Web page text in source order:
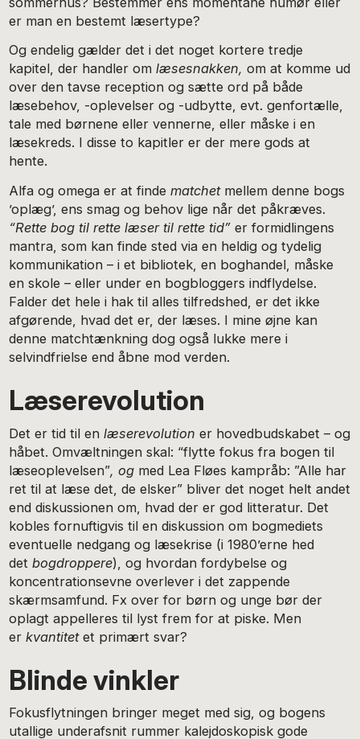
er man en bestemt læsertype?
Og endelig gælder det i det noget kortere tredje
kapitel, der handler omlæsesnakken,om at komme ud
over den tavse reception og sætte ord på både
læsebehov, -oplevelser og -udbytte, evt. genfortælle,
tale med børnene eller vennerne, eller måske i en
læsekreds. I disse to kapitler er der mere gods at
hente.
Alfa og omega er at findematchetmellem denne bogs
’oplæg’, ens smag og behov lige når det påkræves.
“Rette bog til rette læser til rette tid” er formidlingens
mantra, som kan finde sted via en heldig og tydelig
kommunikation – i et bibliotek, en boghandel, måske
en skole – eller under en bogbloggers indflydelse.
Falder det hele i hak til alles tilfredshed, er det ikke
afgørende, hvad det er, der læses. I mine øjne kan
denne matchtænkning dog også lukke mere i
selvindfrielse end åbne mod verden.
Læserevolution
Det er tid til enlæserevolution er hovedbudskabet – og
håbet. Omvæltningen skal: “flytte fokus fra bogen til
læseoplevelsen”, og med Lea Fløes kampråb: ”Alle har
ret til at læse det, de elsker” bliver det noget helt andet
end diskussionen om, hvad der er god litteratur. Det
kobles fornuftigvis til en diskussion om bogmediets
eventuelle nedgang og læsekrise (i 1980’erne hed
detbogdroppere), og hvordan fordybelse og
koncentrationsevne overlever i det zappende
skærmsamfund. Fx over for børn og unge bør der
oplagt appelleres til lyst frem for at piske. Men
erkvantitetet primært svar?
Blinde vinkler
Fokusflytningen bringer meget med sig, og bogens
utallige underafsnit rummer kalejdoskopisk gode